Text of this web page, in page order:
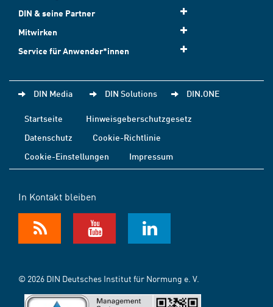
DIN & seine Partner
Mitwirken
Service für Anwender*innen
DIN Media DIN Solutions DIN.ONE
Startseite
Hinweisgeberschutzgesetz
Datenschutz
Cookie-Richtlinie
Cookie-Einstellungen
Impressum
In Kontakt bleiben
© 2026 DIN Deutsches Institut für Normung e. V.